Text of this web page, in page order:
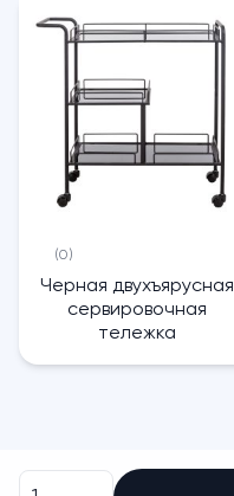
(0)
Черная двухъярусная
сервировочная
тележка